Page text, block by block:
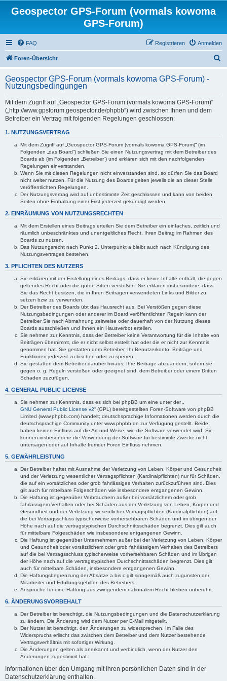
Geospector GPS-Forum (vormals kowoma
GPS-Forum)
FAQ Anmelden
Registrieren
Foren-Übersicht
h
Geospector GPS-Forum (vormals kowoma GPS-Forum) -
Nutzungsbedingungen
Mit dem Zugriff auf „Geospector GPS-Forum (vormals kowoma GPS-Forum)“
(„http://www.gpsforum.geospector.de/phpbb“) wird zwischen Ihnen und dem
Betreiber ein Vertrag mit folgenden Regelungen geschlossen:
1. NUTZUNGSVERTRAG
Mit dem Zugriff auf „Geospector GPS-Forum (vormals kowoma GPS-Forum)“ (im
Folgenden „das Board“) schließen Sie einen Nutzungsvertrag mit dem Betreiber des
Boards ab (im Folgenden „Betreiber“) und erklären sich mit den nachfolgenden
Regelungen einverstanden.
Wenn Sie mit diesen Regelungen nicht einverstanden sind, so dürfen Sie das Board
nicht weiter nutzen. Für die Nutzung des Boards gelten jeweils die an dieser Stelle
veröffentlichten Regelungen.
Der Nutzungsvertrag wird auf unbestimmte Zeit geschlossen und kann von beiden
Seiten ohne Einhaltung einer Frist jederzeit gekündigt werden.
2. EINRÄUMUNG VON NUTZUNGSRECHTEN
Mit dem Erstellen eines Beitrags erteilen Sie dem Betreiber ein einfaches, zeitlich und
räumlich unbeschränktes und unentgeltliches Recht, Ihren Beitrag im Rahmen des
Boards zu nutzen.
Das Nutzungsrecht nach Punkt 2, Unterpunkt a bleibt auch nach Kündigung des
Nutzungsvertrages bestehen.
3. PFLICHTEN DES NUTZERS
Sie erklären mit der Erstellung eines Beitrags, dass er keine Inhalte enthält, die gegen
geltendes Recht oder die guten Sitten verstoßen. Sie erklären insbesondere, dass
Sie das Recht besitzen, die in Ihren Beiträgen verwendeten Links und Bilder zu
setzen bzw. zu verwenden.
Der Betreiber des Boards übt das Hausrecht aus. Bei Verstößen gegen diese
Nutzungsbedingungen oder anderer im Board veröffentlichten Regeln kann der
Betreiber Sie nach Abmahnung zeitweise oder dauerhaft von der Nutzung dieses
Boards ausschließen und Ihnen ein Hausverbot erteilen.
Sie nehmen zur Kenntnis, dass der Betreiber keine Verantwortung für die Inhalte von
Beiträgen übernimmt, die er nicht selbst erstellt hat oder die er nicht zur Kenntnis
genommen hat. Sie gestatten dem Betreiber, Ihr Benutzerkonto, Beiträge und
Funktionen jederzeit zu löschen oder zu sperren.
Sie gestatten dem Betreiber darüber hinaus, Ihre Beiträge abzuändern, sofern sie
gegen o. g. Regeln verstoßen oder geeignet sind, dem Betreiber oder einem Dritten
Schaden zuzufügen.
4. GENERAL PUBLIC LICENSE
Sie nehmen zur Kenntnis, dass es sich bei phpBB um eine unter der „
GNU General Public License v2“ (GPL) bereitgestellten Foren-Software von phpBB
Limited (www.phpbb.com) handelt; deutschsprachige Informationen werden durch die
deutschsprachige Community unter www.phpbb.de zur Verfügung gestellt. Beide
haben keinen Einfluss auf die Art und Weise, wie die Software verwendet wird. Sie
können insbesondere die Verwendung der Software für bestimmte Zwecke nicht
untersagen oder auf Inhalte fremder Foren Einfluss nehmen.
5. GEWÄHRLEISTUNG
Der Betreiber haftet mit Ausnahme der Verletzung von Leben, Körper und Gesundheit
und der Verletzung wesentlicher Vertragspflichten (Kardinalpflichten) nur für Schäden,
die auf ein vorsätzliches oder grob fahrlässiges Verhalten zurückzuführen sind. Dies
gilt auch für mittelbare Folgeschäden wie insbesondere entgangenen Gewinn.
Die Haftung ist gegenüber Verbrauchern außer bei vorsätzlichem oder grob
fahrlässigem Verhalten oder bei Schäden aus der Verletzung von Leben, Körper und
Gesundheit und der Verletzung wesentlicher Vertragspflichten (Kardinalpflichten) auf
die bei Vertragsschluss typischerweise vorhersehbaren Schäden und im übrigen der
Höhe nach auf die vertragstypischen Durchschnittsschäden begrenzt. Dies gilt auch
für mittelbare Folgeschäden wie insbesondere entgangenen Gewinn.
Die Haftung ist gegenüber Unternehmern außer bei der Verletzung von Leben, Körper
und Gesundheit oder vorsätzlichem oder grob fahrlässigem Verhalten des Betreibers
auf die bei Vertragsschluss typischerweise vorhersehbaren Schäden und im Übrigen
der Höhe nach auf die vertragstypischen Durchschnittsschäden begrenzt. Dies gilt
auch für mittelbare Schäden, insbesondere entgangenen Gewinn.
Die Haftungsbegrenzung der Absätze a bis c gilt sinngemäß auch zugunsten der
Mitarbeiter und Erfüllungsgehilfen des Betreibers.
Ansprüche für eine Haftung aus zwingendem nationalem Recht bleiben unberührt.
6. ÄNDERUNGSVORBEHALT
Der Betreiber ist berechtigt, die Nutzungsbedingungen und die Datenschutzerklärung
zu ändern. Die Änderung wird dem Nutzer per E-Mail mitgeteilt.
Der Nutzer ist berechtigt, den Änderungen zu widersprechen. Im Falle des
Widerspruchs erlischt das zwischen dem Betreiber und dem Nutzer bestehende
Vertragsverhältnis mit sofortiger Wirkung.
Die Änderungen gelten als anerkannt und verbindlich, wenn der Nutzer den
Änderungen zugestimmt hat.
Informationen über den Umgang mit Ihren persönlichen Daten sind in der
Datenschutzerklärung enthalten.